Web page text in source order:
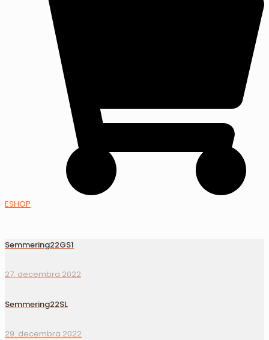
ESHOP
Semmering22GS1
27. decembra 2022
Semmering22SL
29. decembra 2022